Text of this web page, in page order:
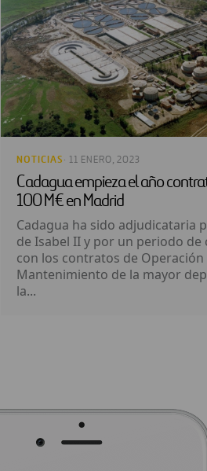
NOTICIAS · 11 ENERO, 2023
Cadagua empieza el año
100 M€ en Madrid
Cadagua ha sido adjudicataria
de Isabel II y por un periodo de
con los contratos de Operación
Mantenimiento de la mayor
la...